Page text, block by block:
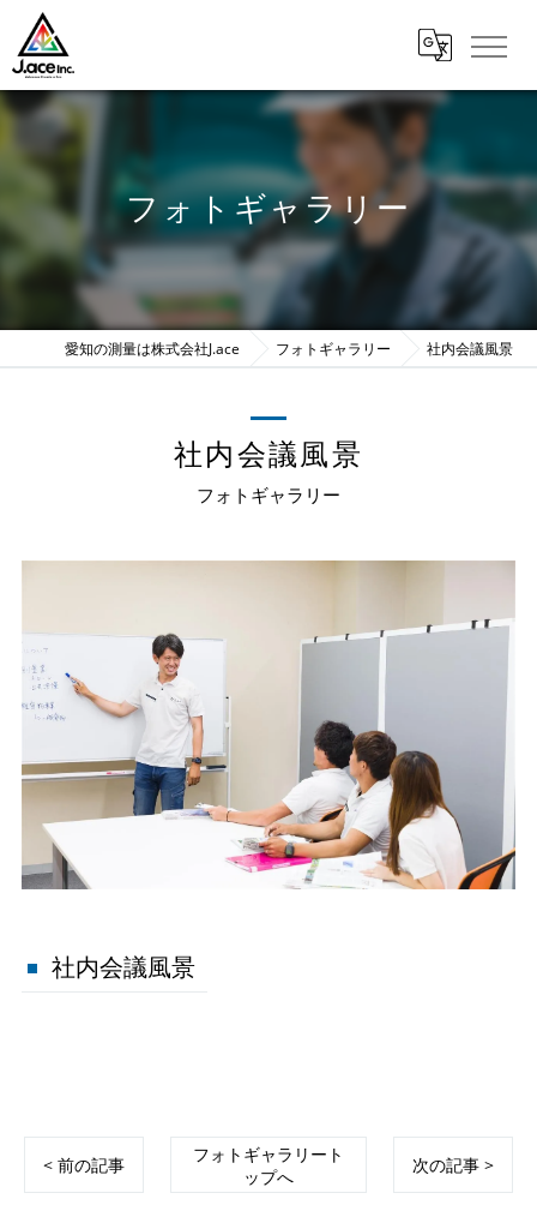
フォトギャラリー
愛知の測量は株式会社J.ace フォトギャラリー 社内会議風景
フォトギャラリー
社内会議風景
社内会議風景
< 前の記事
フォトギャラリート
ップへ
次の記事 >